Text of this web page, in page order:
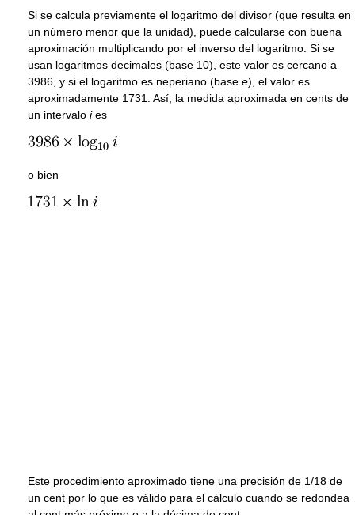
Si se calcula previamente el logaritmo del divisor (que resulta en
un número menor que la unidad), puede calcularse con buena
aproximación multiplicando por el inverso del logaritmo. Si se
usan logaritmos decimales (base 10), este valor es cercano a
3986, y si el logaritmo es neperiano (base e), el valor es
aproximadamente 1731. Así, la medida aproximada en cents de
un intervalo ies
o bien
Este procedimiento aproximado tiene una precisión de 1/18 de
un cent por lo que es válido para el cálculo cuando se redondea